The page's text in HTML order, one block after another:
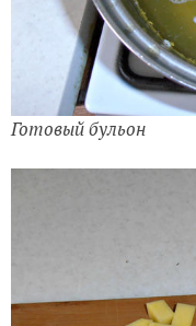
Готовый бульон